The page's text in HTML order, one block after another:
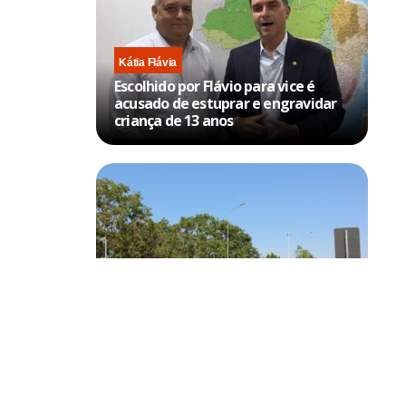
Kátia Flávia
Escolhido por Flávio para vice é
acusado de estuprar e engravidar
criança de 13 anos